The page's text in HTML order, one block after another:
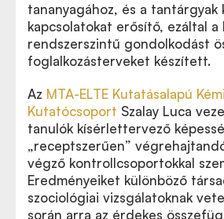
tananyagához, és a tantárgyak
kapcsolatokat erősítő, ezáltal a
rendszerszintű gondolkodást
foglalkozásterveket készített.
Az MTA-ELTE Kutatásalapú
Kutatócsoport Szalay Luca
tanulók kísérlettervező
„receptszerűen”
végző kontrollcsoportokkal
Eredményeiket különböző
szociológiai vizsgálatoknak
során arra az érdekes